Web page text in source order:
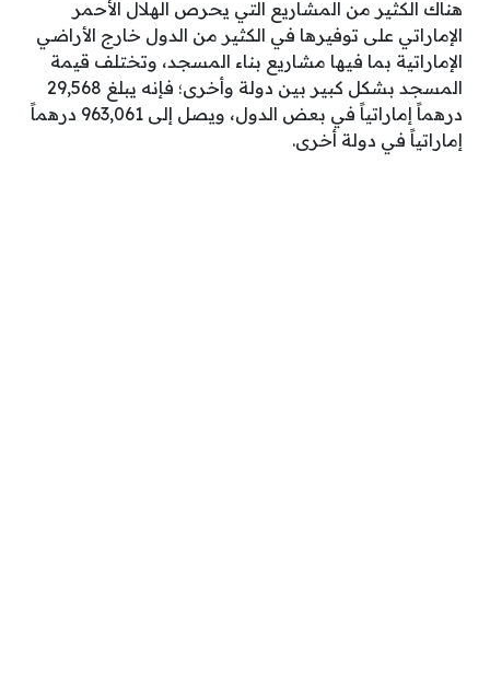
هناك الكثير من المشاريع التي يحرص الهلال الأحمر
الإماراتي على توفيرها في الكثير من الدول خارج الأراضي
الإماراتية بما فيها مشاريع بناء المسجد، وتختلف قيمة
المسجد بشكل كبير بين دولة وأخرى؛ فإنه يبلغ 29,568
درهماً إماراتياً في بعض الدول، ويصل إلى 963,061 درهماً
إماراتياً في دولة أخرى.